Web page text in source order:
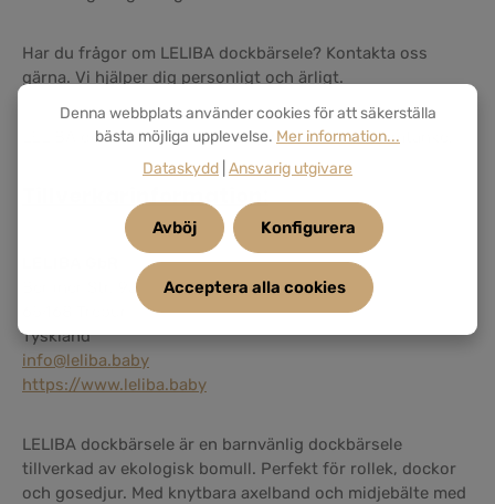
Har du frågor om LELIBA dockbärsele? Kontakta oss
gärna. Vi hjälper dig personligt och ärligt.
LELIBA dockbärsele, för små hjärtan med stor omtanke.
Tillverkarinformation:
Berliner Str. 9a
Tyskland
info@leliba.baby
https://www.leliba.baby
LELIBA dockbärsele är en barnvänlig dockbärsele
tillverkad av ekologisk bomull. Perfekt för rollek, dockor
och gosedjur. Med knytbara axelband och midjebälte med
Denna webbplats använder cookies för att säkerställa
bästa möjliga upplevelse. Mer information...
Dataskydd Ansvarig utgivare
Avböj Konfigurera
Acceptera alla cookies